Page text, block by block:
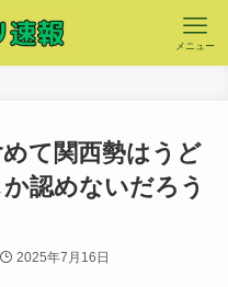
メニュー
めて関西勢はうど
認めないだろう
2025年7月16日